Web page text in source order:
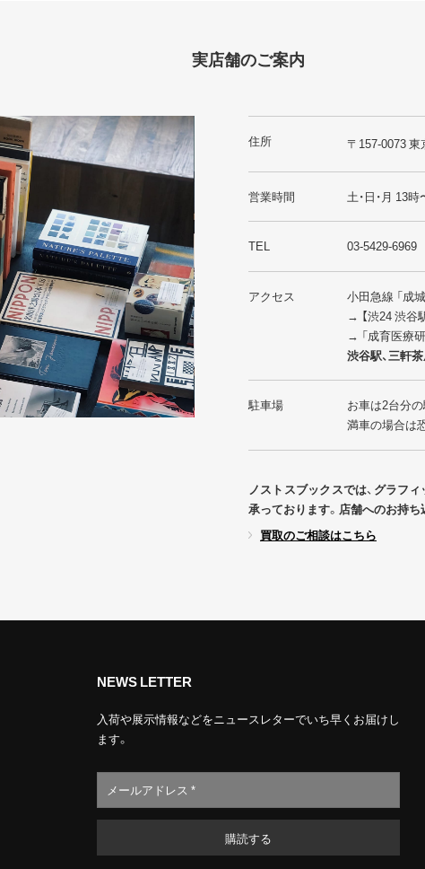
実店舗のご案内
住所 〒157-0073
営業時間 土・日・月 13
TEL 03-5429-6969
アクセス
小田急線 「成
→ 【渋24 渋谷
→ 「成育医療
渋谷駅、三軒
駐車場
お車は2台分
満車の場合は
ノストスブックスでは、グラフ
承っております。店舗へのお持ち
買取のご相談はこちら
NEWS LETTER
入荷や展示情報などをニュースレターでいち早くお届けし
ます。